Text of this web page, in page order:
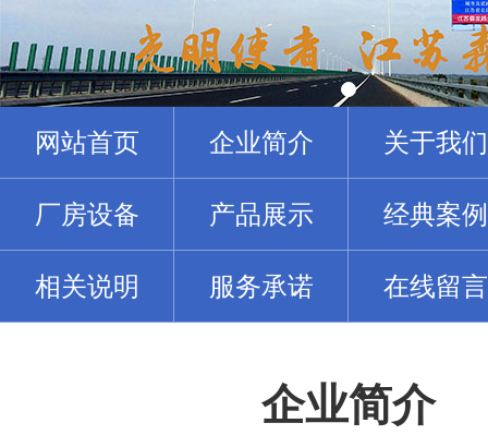
网站首页 企业简介 关于我们
厂房设备 产品展示 经典案例
相关说明 服务承诺 在线留言
企业简介